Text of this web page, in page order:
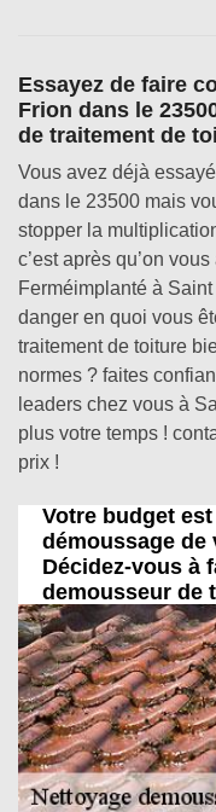
Essayez de faire
Frion dans le
de traitement de
Vous avez déjà
dans le 23500 mais
stopper la
c’est après qu’on
Ferméimplanté à
danger en quoi vous
traitement de toiture
normes ? faites
leaders chez vous à
plus votre temps !
prix !
Votre budget
démoussage de
Décidez-vous à
demousseur de